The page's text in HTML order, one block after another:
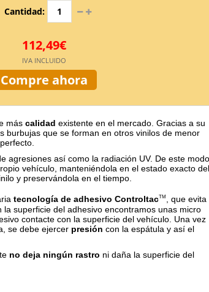
Cantidad:
112,49€
IVA INCLUIDO
Compre ahora
más calidad existente en el mercado. Gracias a su
burbujas que se forman en otros vinilos de menor
agresiones así como la radiación UV. De este modo
vehículo, manteniéndola en el estado exacto del
y preservándola en el tiempo.
tecnología de adhesivo ControltacTM
, que evita
la superficie del adhesivo encontramos unas micro
contacte con la superficie del vehículo. Una vez
se debe ejercer presión con la espátula y así el
no deja ningún rastro ni daña la superficie del